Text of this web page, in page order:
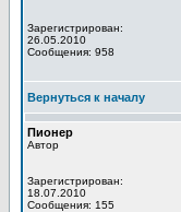
Зарегистрирован:
26.05.2010
Сообщения: 958
Вернуться к началу
Пионер
Автор
Зарегистрирован:
18.07.2010
Сообщения: 155